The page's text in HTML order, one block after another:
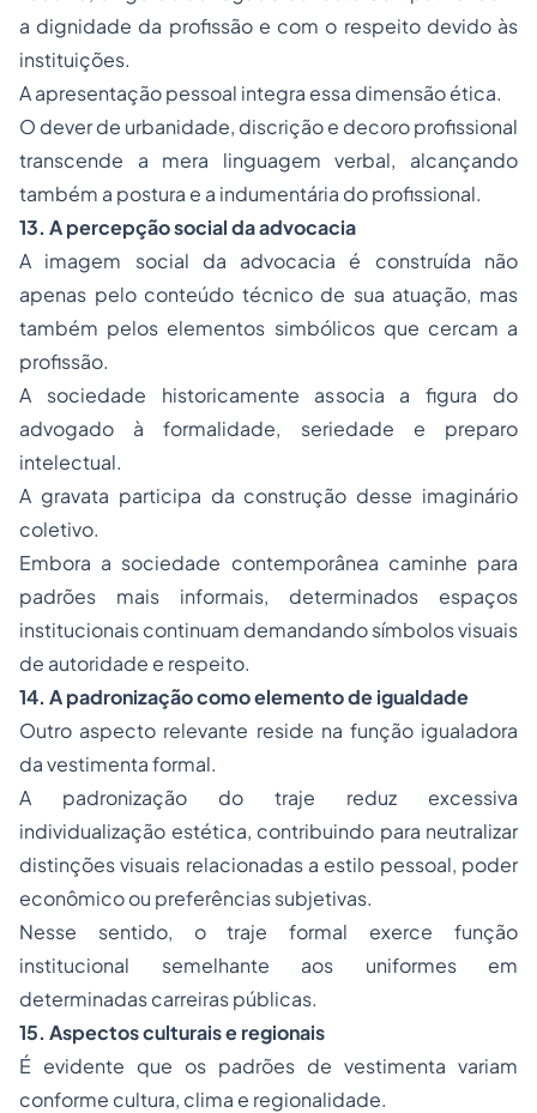
a dignidade da profissão e com o respeito devido às
instituições.
A apresentação pessoal integra essa dimensão ética.
O dever de urbanidade, discrição e decoro profissional
transcende a mera linguagem verbal, alcançando
também a postura e a indumentária do profissional.
13. A percepção social da advocacia
A imagem social da advocacia é construída não
apenas pelo conteúdo técnico de sua atuação, mas
também pelos elementos simbólicos que cercam a
profissão.
A sociedade historicamente associa a figura do
advogado à formalidade, seriedade e preparo
intelectual.
A gravata participa da construção desse imaginário
coletivo.
Embora a sociedade contemporânea caminhe para
padrões mais informais, determinados espaços
institucionais continuam demandando símbolos visuais
de autoridade e respeito.
14. A padronização como elemento de igualdade
Outro aspecto relevante reside na função igualadora
da vestimenta formal.
A padronização do traje reduz excessiva
individualização estética, contribuindo para neutralizar
distinções visuais relacionadas a estilo pessoal, poder
econômico ou preferências subjetivas.
Nesse sentido, o traje formal exerce função
institucional semelhante aos uniformes em
determinadas carreiras públicas.
15. Aspectos culturais e regionais
É evidente que os padrões de vestimenta variam
conforme cultura, clima e regionalidade.